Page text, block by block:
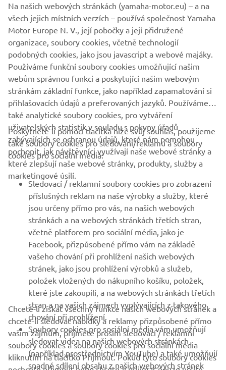
výslovného písemného souhlasu společnosti Yamaha
Motor Europe N.V. nebo společnosti Yamaha Motor Co.,
Ltd.
Vždy jezděte bezpečně a dodržujte všechna místní
pravidla silničního provozu.
FIREMNÍ
B2B
VÍCE YAMAHA
PODPORA
ZPRAVODAJ
Získejte jako první informace o nejnovějších nabídkách,
speciálních akcích, nových verzích a mnoho dalšího
PŘIHLÁSIT SE K ODBĚRU
Na našich webových stránkách (yamaha-motor.eu) – a na
všech jejich místních verzích – používá společnost Yamaha
Motor Europe N. V., její pobočky a její přidružené
organizace, soubory cookies, včetně technologií
podobných cookies, jako jsou javascript a webové majáky.
Používáme funkční soubory cookies umožňující našim
webům správnou funkci a poskytující našim webovým
stránkám základní funkce, jako například zapamatování si
přihlašovacích údajů a preferovaných jazyků. Používáme
také analytické soubory cookies, pro vytváření
uživatelských statistik v souladu s pokyny úřadů
zabývajících se ochranou údajů, které nám pomohou
pochopit, jak návštěvníci využívají naše webové stránky a
které zlepšují naše webové stránky, produkty, služby a
marketingové úsilí.
Poskytnete-li pomocí tlačítka níže svůj souhlas, použijeme
také soubory cookies pro sledování/reklamu a soubory
cookies pro sociální média:
Sledovací / reklamní soubory cookies pro zobrazení
příslušných reklam na naše výrobky a služby, které
jsou určeny přímo pro vás, na našich webových
stránkách a na webových stránkách třetích stran,
včetně platforem pro sociální média, jako je
Facebook, přizpůsobené přímo vám na základě
vašeho chování při prohlížení našich webových
stránek, jako jsou prohlížení výrobků a služeb,
položek vložených do nákupního košíku, položek,
které jste zakoupili, a na webových stránkách třetích
stran a na vašich zájmech vyplývajících z takového
chování při prohlížení.
Soubory cookies pro sociální média vám umožňují
sledovat videa na našich webových stránkách
(například prostřednictvím YouTube) a také umožňují
snadné sdílení obsahu z našich webových stránek
Chcete-li získat všechny funkce našich webových stránek a
chcete-li sledovat nabídky a reklamy přizpůsobené přímo
vašim zájmům, přijměte prosím sledovací / reklamní
soubory cookies a soubory cookies pro sociální média
kliknutím na tlačítko Přijmout. Pokud tyto soubory cookies